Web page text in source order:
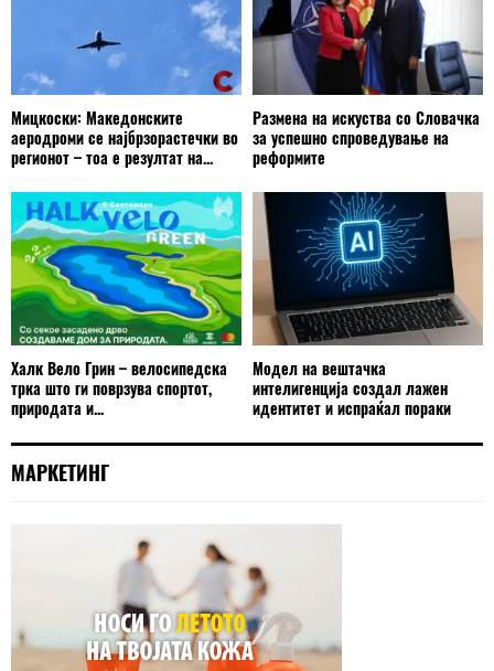
Мицкоски: Македонските
аеродроми се најбрзорастечки во
регионот – тоа е резултат на...
Размена на искуства со Словачка
за успешно спроведување на
реформите
Халк Вело Грин – велосипедска
трка што ги поврзува спортот,
природата и...
Модел на вештачка
интелигенција создал лажен
идентитет и испраќал пораки
МАРКЕТИНГ